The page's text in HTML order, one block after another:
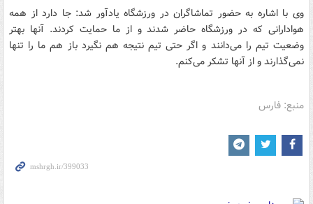
وی با اشاره به حضور تماشاگران در ورزشگاه یادآور شد: جا دارد از همه
هوادارانی که در ورزشگاه حاضر شدند و از ما حمایت کردند. آنها بهتر
وضعیت تیم را می‌دانند و اگر حتی تیم نتیجه هم نگیرد باز هم ما را تنها
نمی‌گذارند و از آنها تشکر می‌کنم.
منبع: فارس